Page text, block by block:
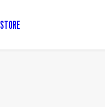
STORE